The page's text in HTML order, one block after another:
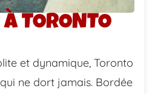
TORONTO
et dynamique, Toronto
ne dort jamais. Bordée